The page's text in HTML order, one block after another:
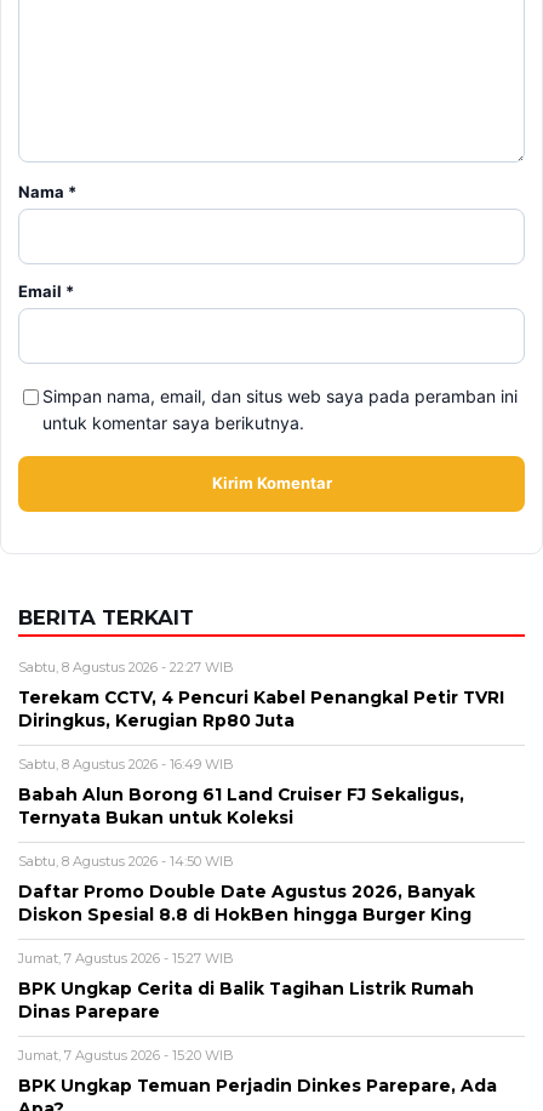
Alamat email tidak akan dipublikasikan. Kolom wajib ditandai *.
Komentar*
Nama*